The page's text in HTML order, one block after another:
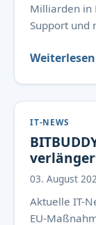
Milliarden in
Support und
IT-NEWS
03. August
Aktuelle IT-
EU-